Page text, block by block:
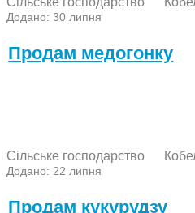
Додано: 30 липня
Продам медогонку
Сільське господарство
Додано: 22 липня
Продам кукурудзу